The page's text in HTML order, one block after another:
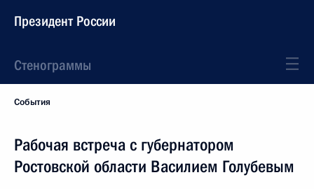
Президент России
Стенограммы
События
Рабочая встреча с губернатором
Ростовской области Василием Голубевым